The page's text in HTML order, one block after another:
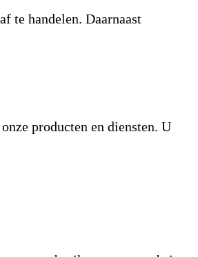
te handelen. Daarnaast
producten en diensten. U